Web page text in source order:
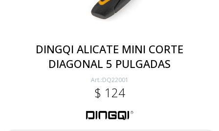
DINGQI ALICATE MINI CORTE
DIAGONAL 5 PULGADAS
DQ22001
$ 124
Ferretería
Herramientas Eléctrica y Batería